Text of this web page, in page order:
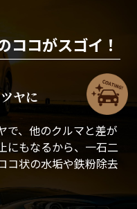
ココがスゴイ！
ヤに
で、他のクルマと差が
にもなるから、一石二
コ状の水垢や鉄粉除去